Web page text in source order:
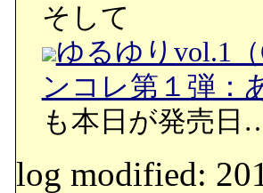
そして
ゆるゆりvol.1
ンコレ第１弾：
も本日が発売日
log modified: